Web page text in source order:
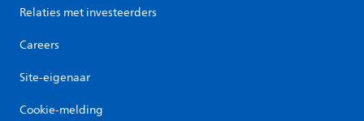
Relaties met investeerders
Careers
Site-eigenaar
Cookie-melding